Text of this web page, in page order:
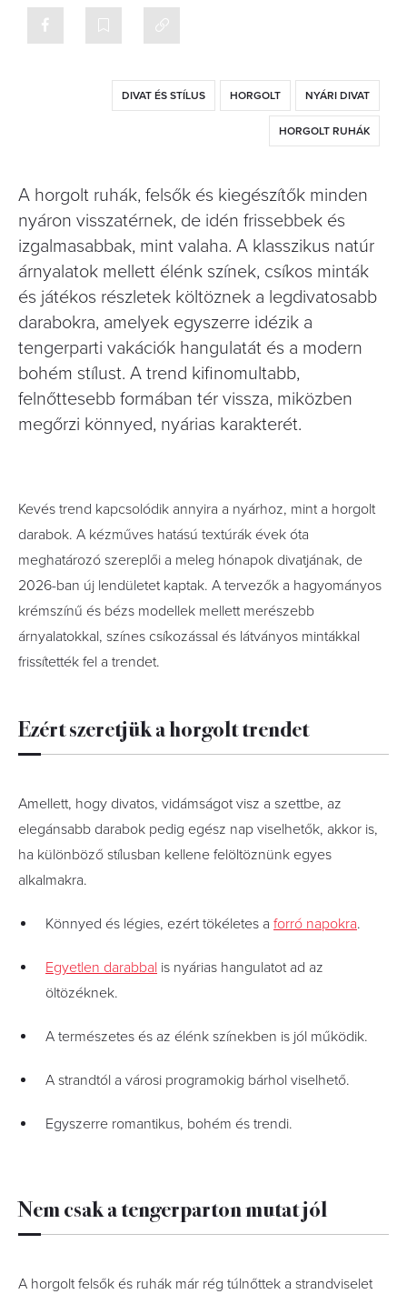
DIVAT ÉS STÍLUS HORGOLT NYÁRI DIVAT
HORGOLT RUHÁK
A horgolt ruhák, felsők és kiegészítők minden
nyáron visszatérnek, de idén frissebbek és
izgalmasabbak, mint valaha. A klasszikus natúr
árnyalatok mellett élénk színek, csíkos minták
és játékos részletek költöznek a legdivatosabb
darabokra, amelyek egyszerre idézik a
tengerparti vakációk hangulatát és a modern
bohém stílust. A trend kifinomultabb,
felnőttesebb formában tér vissza, miközben
megőrzi könnyed, nyárias karakterét.
Kevés trend kapcsolódik annyira a nyárhoz, mint a horgolt
darabok. A kézműves hatású textúrák évek óta
meghatározó szereplői a meleg hónapok divatjának, de
2026-ban új lendületet kaptak. A tervezők a hagyományos
krémszínű és bézs modellek mellett merészebb
árnyalatokkal, színes csíkozással és látványos mintákkal
frissítették fel a trendet.
Ezért szeretjük a horgolt trendet
Amellett, hogy divatos, vidámságot visz a szettbe, az
elegánsabb darabok pedig egész nap viselhetők, akkor is,
ha különböző stílusban kellene felöltöznünk egyes
alkalmakra.
Könnyed és légies, ezért tökéletes a forró napokra.
Egyetlen darabbal is nyárias hangulatot ad az
öltözéknek.
A természetes és az élénk színekben is jól működik.
A strandtól a városi programokig bárhol viselhető.
Egyszerre romantikus, bohém és trendi.
Nem csak a tengerparton mutat jól
A horgolt felsők és ruhák már rég túlnőttek a strandviselet